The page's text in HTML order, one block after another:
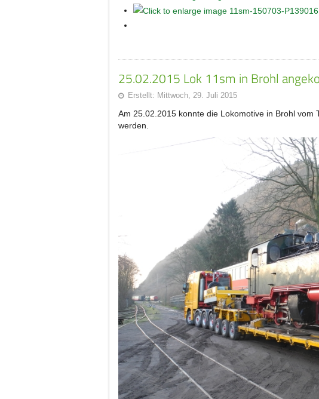
25.02.2015 Lok 11sm in Brohl
Erstellt: Mittwoch, 29. Juli 2015
Am 25.02.2015 konnte die Lokomotive in Brohl
werden.